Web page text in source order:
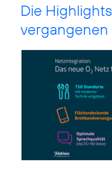
Die
vergangenen